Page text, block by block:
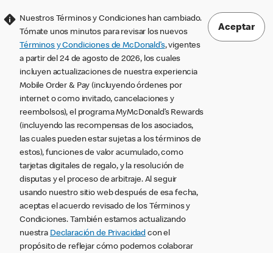
Nuestros Términos y Condiciones han cambiado.
Tómate unos minutos para revisar los nuevos
Términos y Condiciones de McDonald’s, vigentes
a partir del 24 de agosto de 2026, los cuales
incluyen actualizaciones de nuestra experiencia
Mobile Order & Pay (incluyendo órdenes por
internet o como invitado, cancelaciones y
reembolsos), el programa MyMcDonald’s Rewards
(incluyendo las recompensas de los asociados,
las cuales pueden estar sujetas a los términos de
estos), funciones de valor acumulado, como
tarjetas digitales de regalo, y la resolución de
disputas y el proceso de arbitraje. Al seguir
usando nuestro sitio web después de esa fecha,
aceptas el acuerdo revisado de los Términos y
Condiciones. También estamos actualizando
nuestra Declaración de Privacidad con el
propósito de reflejar cómo podemos colaborar
Aceptar